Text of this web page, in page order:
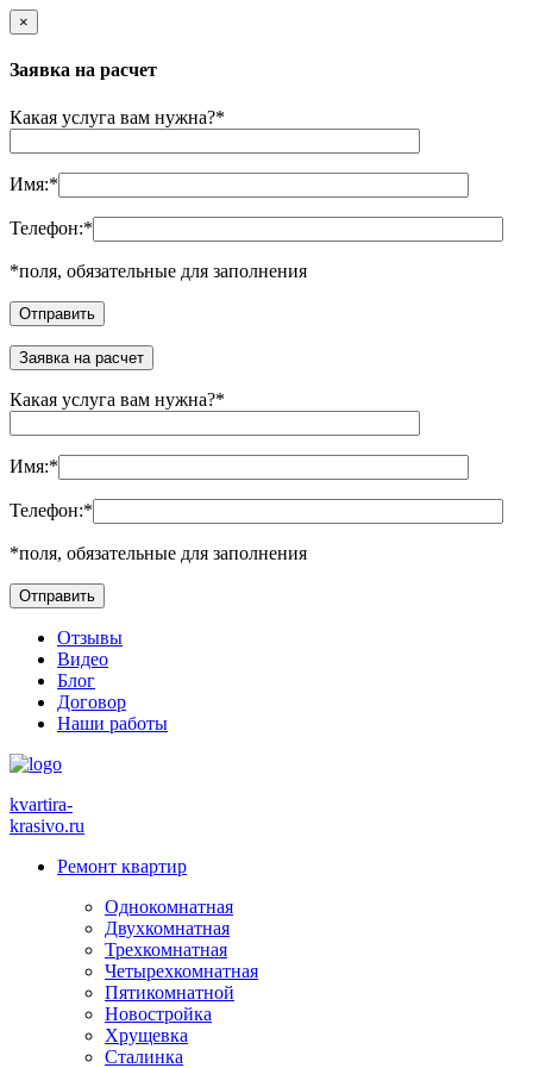
×
Заявка на расчет
Какая услуга вам нужна?*
Имя:*
Телефон:*
*поля, обязательные для заполнения
Заявка на расчет
Какая услуга вам нужна?*
Имя:*
Телефон:*
*поля, обязательные для заполнения
Отзывы
Видео
Блог
Договор
Наши работы
kvartira-
krasivo.ru
Ремонт квартир
Однокомнатная
Двухкомнатная
Трехкомнатная
Четырехкомнатная
Пятикомнатной
Новостройка
Хрущевка
Сталинка